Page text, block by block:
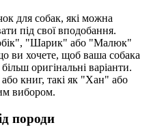
для собак, які можна
під свої вподобання.
"Шарик" або "Малюк"
ви хочете, щоб ваша собака
оригінальні варіанти.
книг, такі як "Хан" або
вибором.
породи